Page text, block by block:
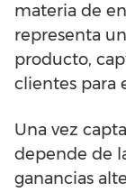
materia de
representa
producto,
clientes para
Una vez
depende de
ganancias